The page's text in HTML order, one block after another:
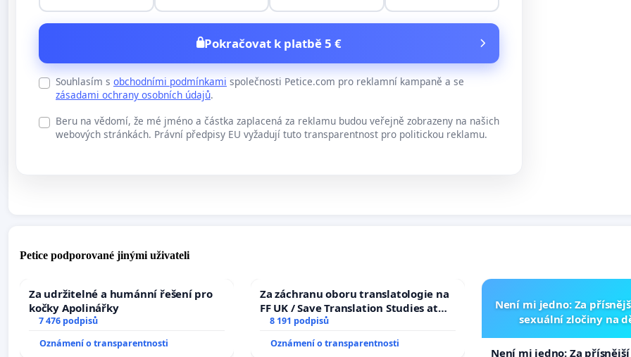
Pokračovat k platbě 5 €
Souhlasím s obchodními podmínkami společnosti Petice.com pro reklamní kampaně a se
zásadami ochrany osobních údajů.
Beru na vědomí, že mé jméno a částka zaplacená za reklamu budou veřejně zobrazeny na našich
webových stránkách. Právní předpisy EU vyžadují tuto transparentnost pro politickou reklamu.
Petice podporované jinými uživateli
Za udržitelné a humánní řešení pro
kočky Apolinářky
7 476 podpisů
Oznámení o transparentnosti
Za záchranu oboru translatologie na
FF UK / Save Translation Studies at
the Faculty of Arts, Charles
8 191 podpisů
Oznámení o transparentnosti
Není mi jedno: Za
sexuální zločiny na
Není mi jedno: Za